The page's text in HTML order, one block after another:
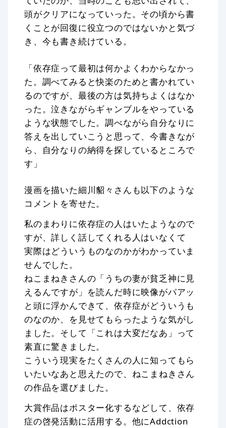
頭がクリアになっていった。その頃から書
くことが回復に役立つのではないかと気づ
き、今も書き続けている。
「依存症って最初は何かよくわからなかっ
た。調べてみると快楽のためと書かれてい
るのですが、最後の方は気持ちよくはなか
った。泣きながらギャンブルをやっている
ような状態でした。調べながら自分なりに
答えを出していこうと思って、今書きなが
ら、自分なりの納得を探しているところで
す」
漫画を描いた細川貂々さんも以下のような
コメントを寄せた。
私のまわりに依存症の人はいたようなので
すが、詳しく話してくれる人はいなくて
実際はどういうものなのかがわかっていま
せんでした。
ねこまねきさんの「うちの妻が貧乏神に見
えるんですが」を読んだ時に映像がパアッ
と頭に浮かんできて、依存症がどういうも
のなのか、を見せてもらったような気がし
ました。そして「これは大変だなあ」って
素直に驚きました。
こういう現実をたくさんの人に知ってもら
いたいなあと思えたので、ねこまねきさん
の作品を選びました。
大賞作品はポスター化するなどして、依存
症の啓発活動に活用する。他にAddction